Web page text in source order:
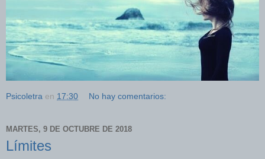
Psicoletra en 17:30 No hay comentarios:
MARTES, 9 DE OCTUBRE DE 2018
Límites